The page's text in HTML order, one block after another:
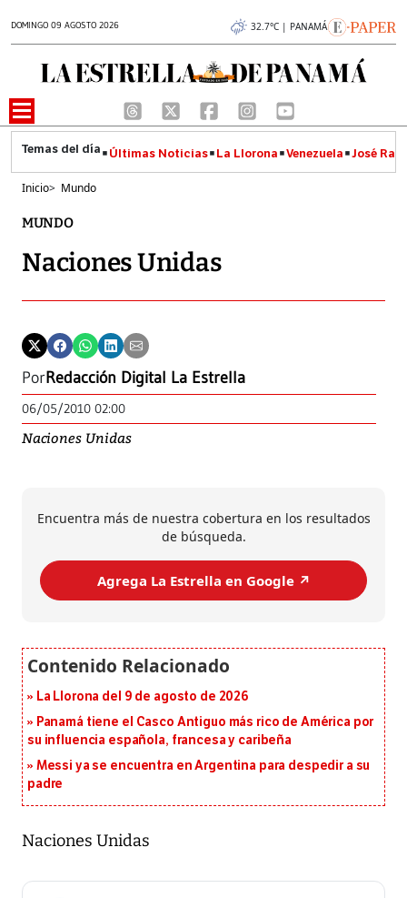
DOMINGO 09 AGOSTO 2026 32.7°C | PANAMÁ
Últimas Noticias La Llorona Venezuela José
Inicio> Mundo
MUNDO
Naciones Unidas
PorRedacción Digital La Estrella
06/05/2010 02:00
Naciones Unidas
Encuentra más de nuestra cobertura en los resultados
de búsqueda.
Agrega La Estrella en Google ↗️
La Llorona del 9 de agosto de 2026
Panamá tiene el Casco Antiguo más rico de América por
su influencia española, francesa y caribeña
Messi ya se encuentra en Argentina para despedir a su
padre
Naciones Unidas